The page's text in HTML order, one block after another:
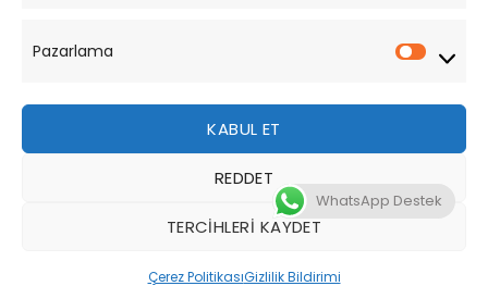
Pazarlama
KABUL ET
REDDET
TERCIHLERI KAYDET
Çerez PolitikasıGizlilik Bildirimi
Bu site, size daha iyi bir tarama deneyimi sunmak için
çerezler kullanmaktadır. Bu web sitesinde gezinerek,
çerez kullanımımızı kabul etmiş olursunuz.
DAHA FAZLA BILGI KABUL ET
WhatsApp Destek